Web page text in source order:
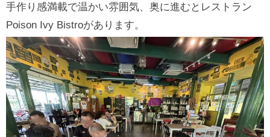
手作り感満載で温かい雰囲気、奥に進むとレストラン
Poison Ivy Bistroがあります。